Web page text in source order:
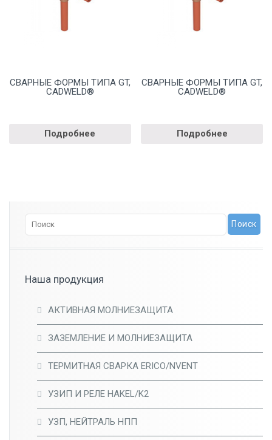
СВАРНЫЕ ФОРМЫ ТИПА GT,
CADWELD®
Подробнее
СВАРНЫЕ ФОРМЫ ТИПА GT,
CADWELD®
Подробнее
Наша продукция
АКТИВНАЯ МОЛНИЕЗАЩИТА
ЗАЗЕМЛЕНИЕ И МОЛНИЕЗАЩИТА
ТЕРМИТНАЯ СВАРКА ERICO/NVENT
УЗИП И РЕЛЕ HAKEL/K2
УЗП, НЕЙТРАЛЬ НПП